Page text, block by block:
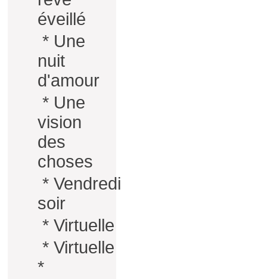
éveillé
* Une
nuit
d'amour
* Une
vision
des
choses
* Vendredi
soir
* Virtuelle
* Virtuelle
*